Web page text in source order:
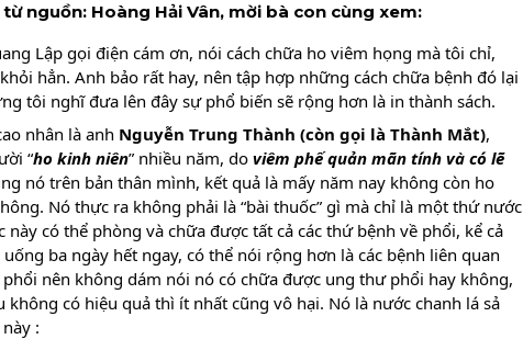
nguồn: Hoàng Hải Vân, mời bà con cùng xem:
Lập gọi điện cám ơn, nói cách chữa ho viêm họng mà tôi chỉ,
hẳn. Anh bảo rất hay, nên tập hợp những cách chữa bệnh đó lại
tôi nghĩ đưa lên đây sự phổ biến sẽ rộng hơn là in thành sách.
nhân là anh Nguyễn Trung Thành (còn gọi là Thành Mắt),
“ho kinh niên” nhiều năm, do viêm phế quản mãn tính và có lẽ
nó trên bản thân mình, kết quả là mấy năm nay không còn ho
Nó thực ra không phải là “bài thuốc” gì mà chỉ là một thứ nước
uống. Anh Thành nói, uống thứ nước này có thể phòng và chữa được tất cả các thứ bệnh về phổi, kể cả
ba ngày hết ngay, có thể nói rộng hơn là các bệnh liên quan
nên không dám nói nó có chữa được ung thư phổi hay không,
có hiệu quả thì ít nhất cũng vô hại. Nó là nước chanh lá sả
: